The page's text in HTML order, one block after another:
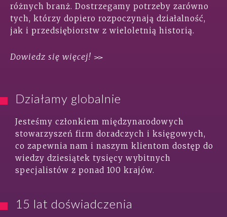
różnych branż. Dostrzegamy potrzeby zarówno
tych, którzy dopiero rozpoczynają działalność,
jak i przedsiębiorstw z wieloletnią historią.
Dowiedz się więcej!
Działamy globalnie
Jesteśmy członkiem międzynarodowych
stowarzyszeń firm doradczych i księgowych,
co zapewnia nam i naszym klientom dostęp do
wiedzy dziesiątek tysięcy wybitnych
specjalistów z ponad 100 krajów.
15 lat doświadczenia